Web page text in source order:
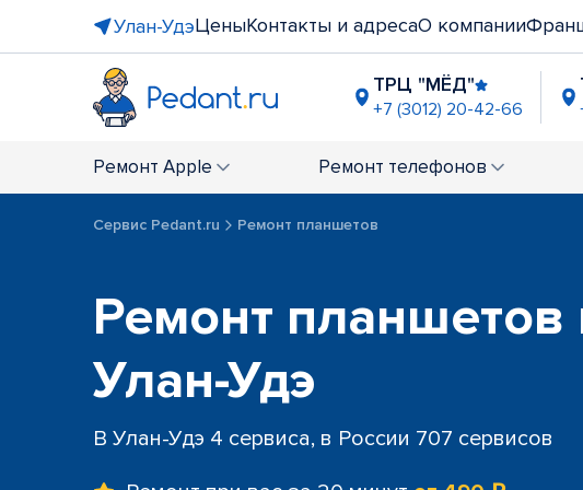
Улан-УдэЦеныКонтакты и адресаО компании
ТРЦ "МЁД"
+7 (3012) 20-42-66
Ремонт Apple Ремонт телефонов
Сервис Pedant.ru Ремонт планшетов
Ремонт планшетов
Улан-Удэ
В Улан-Удэ 4 сервиса, в России 707 сервисов